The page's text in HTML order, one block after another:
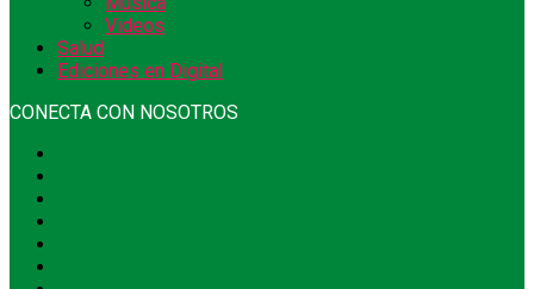
Videos
Salud
Ediciones en Digital
CONECTA CON NOSOTROS